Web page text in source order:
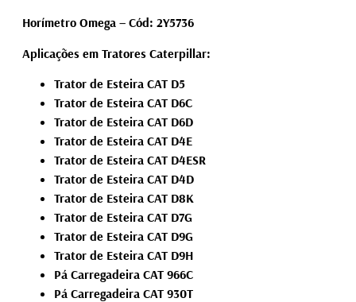
Horímetro Omega – Cód: 2Y5736
Aplicações em Tratores Caterpillar:
Trator de Esteira CAT D5
Trator de Esteira CAT D6C
Trator de Esteira CAT D6D
Trator de Esteira CAT D4E
Trator de Esteira CAT D4ESR
Trator de Esteira CAT D4D
Trator de Esteira CAT D8K
Trator de Esteira CAT D7G
Trator de Esteira CAT D9G
Trator de Esteira CAT D9H
Pá Carregadeira CAT 966C
Pá Carregadeira CAT 930T